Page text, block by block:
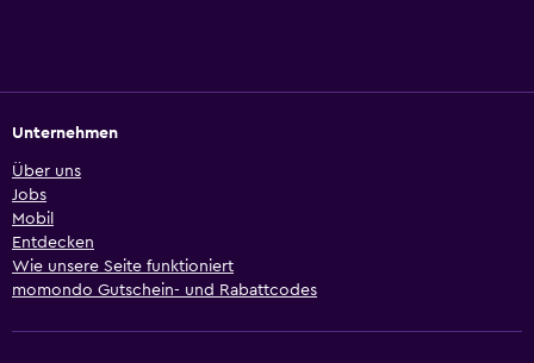
Unternehmen
Über uns
Jobs
Mobil
Entdecken
Wie unsere Seite funktioniert
momondo Gutschein- und Rabattcodes